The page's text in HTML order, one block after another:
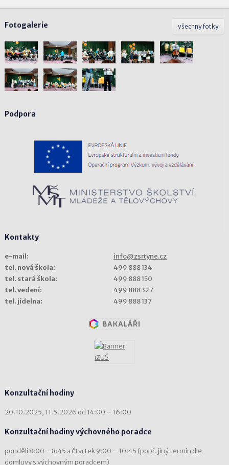
všechny fotky
Fotogalerie
Podpora
Kontakty
e-mail:
info@zsrtyne.cz
tel. nová škola:
499 888 134
tel. stará škola:
499 888 150
tel. vedení:
499 888 327
tel. jídelna:
499 888 137
Konzultační hodiny
20.10.2025, 11.5.2026 od 14:00 – 16:00
Konzultační hodiny výchovného poradce
pondělí 8:00 – 8:45 a čtvrtek 9:00 – 10:45 (popř. jiný termín dle
domluvy s výchovným poradcem)